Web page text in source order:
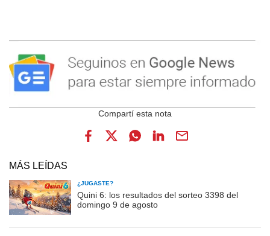
MÁS LEÍDAS
¿JUGASTE?
Quini 6: los resultados del sorteo 3398 del
domingo 9 de agosto